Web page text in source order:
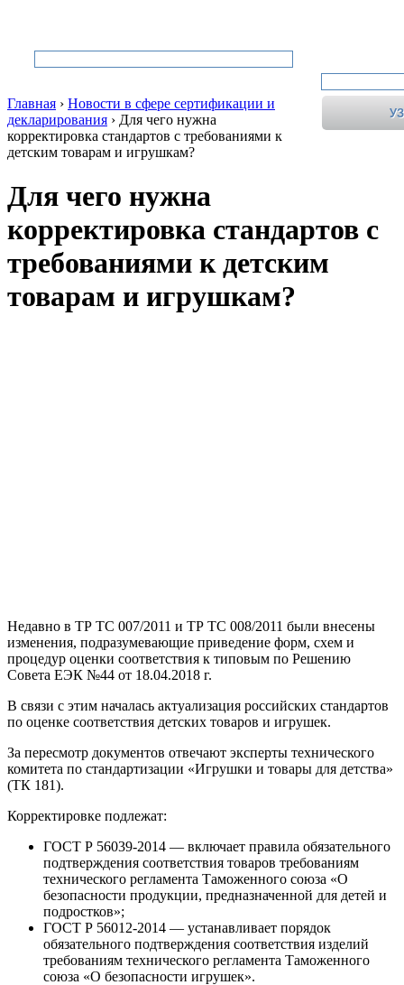
Главная › Новости в сфере сертификации и
декларирования › Для чего нужна
корректировка стандартов с требованиями к
детским товарам и игрушкам?
Для чего нужна
корректировка стандартов с
требованиями к детским
товарам и игрушкам?
Недавно в ТР ТС 007/2011 и ТР ТС 008/2011 были внесены
изменения, подразумевающие приведение форм, схем и
процедур оценки соответствия к типовым по Решению
Совета ЕЭК №44 от 18.04.2018 г.
В связи с этим началась актуализация российских стандартов
по оценке соответствия детских товаров и игрушек.
За пересмотр документов отвечают эксперты технического
комитета по стандартизации «Игрушки и товары для детства»
(ТК 181).
Корректировке подлежат:
ГОСТ Р 56039-2014 — включает правила обязательного
подтверждения соответствия товаров требованиям
технического регламента Таможенного союза «О
безопасности продукции, предназначенной для детей и
подростков»;
ГОСТ Р 56012-2014 — устанавливает порядок
обязательного подтверждения соответствия изделий
требованиям технического регламента Таможенного
союза «О безопасности игрушек».